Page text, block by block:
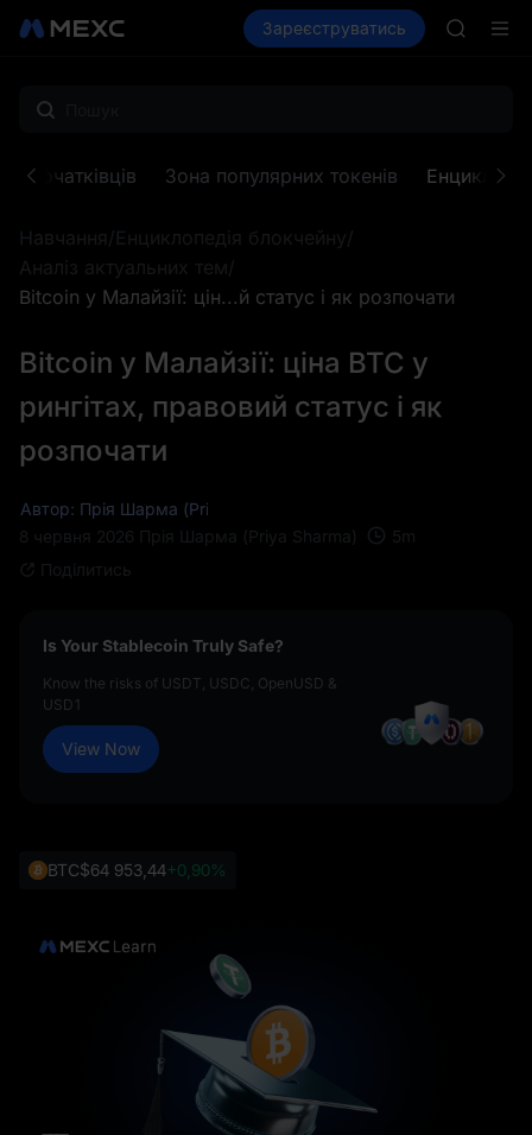
Купити криптовалюту Ринки Спот
Зареєструватись
SKYAI
початківців Зона популярних токенів
Навчання/Енциклопедія блокчейну/
Аналіз актуальних тем/
Bitcoin у Малайзії: цін...й статус і як розпочати
Bitcoin у Малайзії: ціна BTC у
рингітах, правовий статус і як
розпочати
Автор: Прія Шарма (Priya Sharma)
8 червня 2026 Прія Шарма (Priya Sharma) 5 m
Поділитись
Is Your Stablecoin Truly Safe?
Know the risks of USDT, USDC, OpenUSD &
USD1
View Now
BTC$64 953,44+0,90%